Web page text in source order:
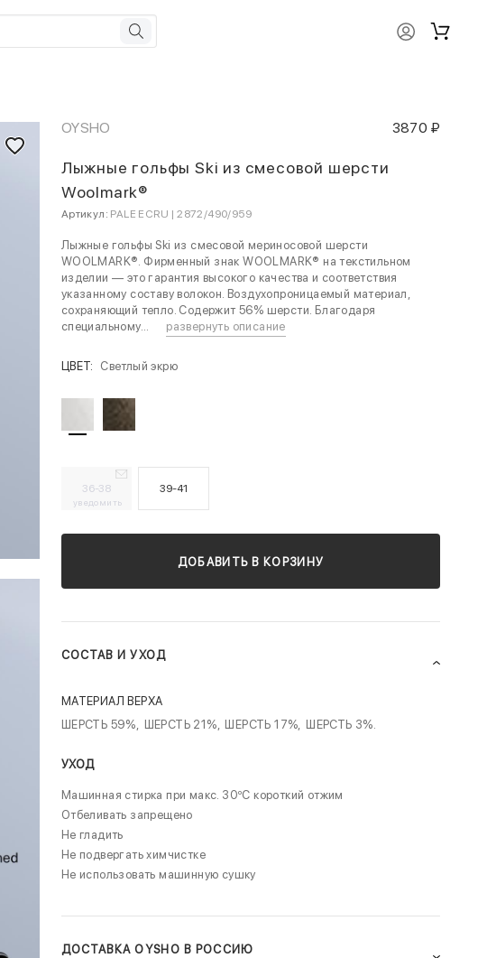
OYSHO 3870 ₽
Лыжные гольфы Ski из смесовой шерсти
Woolmark®
Артикул: PALE ECRU | 2872/490/959
Лыжные гольфы Ski из смесовой мериносовой шерсти
WOOLMARK®. Фирменный знак WOOLMARK® на текстильном
изделии — это гарантия высокого качества и соответствия
указанному составу волокон. Воздухопроницаемый материал,
сохраняющий тепло. Содержит 56% шерсти. Благодаря
специальному...
развернуть описание
ЦВЕТ: Светлый экрю
36-38
уведомить
39-41
ДОБАВИТЬ В КОРЗИНУ
СОСТАВ И УХОД
МАТЕРИАЛ ВЕРХА
ШЕРСТЬ 59%, ШЕРСТЬ 21%, ШЕРСТЬ 17%, ШЕРСТЬ 3%.
УХОД
Машинная стирка при макс. 30ºC короткий отжим
Отбеливать запрещено
Не гладить
Не подвергать химчистке
Не использовать машинную сушку
ДОСТАВКА OYSHO В РОССИЮ